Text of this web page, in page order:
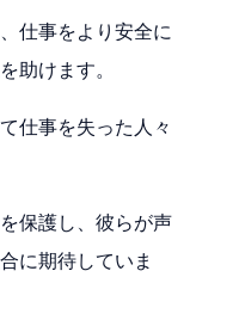
仕事をより安全に
助けます。
仕事を失った人々
保護し、彼らが声
に期待していま